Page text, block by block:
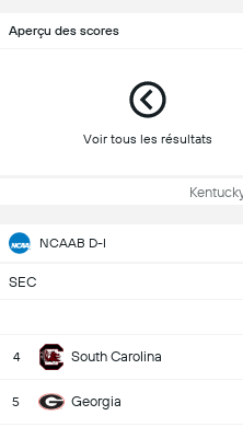
Aperçu des scores
Voir tous les résultats
NCAAB D-I
SEC
4 South Carolina
5 Georgia